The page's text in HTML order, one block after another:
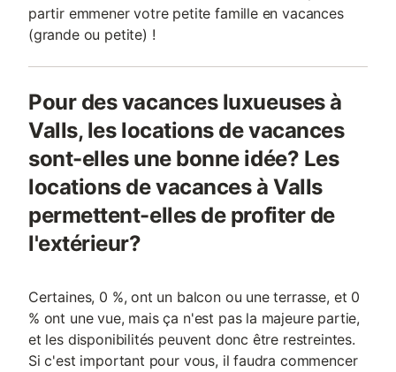
partir emmener votre petite famille en vacances
(grande ou petite) !
Pour des vacances luxueuses à
Valls, les locations de vacances
sont-elles une bonne idée? Les
locations de vacances à Valls
permettent-elles de profiter de
l'extérieur?
Certaines, 0 %, ont un balcon ou une terrasse, et 0
% ont une vue, mais ça n'est pas la majeure partie,
et les disponibilités peuvent donc être restreintes.
Si c'est important pour vous, il faudra commencer